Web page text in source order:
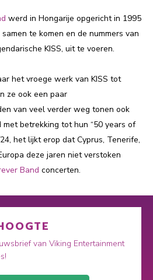
werd in Hongarije opgericht in 1995
te komen en de nummers van
KISS, uit te voeren.
het vroege werk van KISS tot
ze ook een paar
van veel verder weg tonen ook
betrekking tot hun “50 years of
het lijkt erop dat Cyprus, Tenerife,
deze jaren niet verstoken
Band concerten.
van Viking Entertainment